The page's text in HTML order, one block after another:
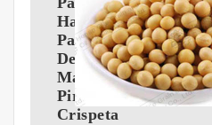
Hacer
Palomitas
De
Maíz
Pira
Crispeta